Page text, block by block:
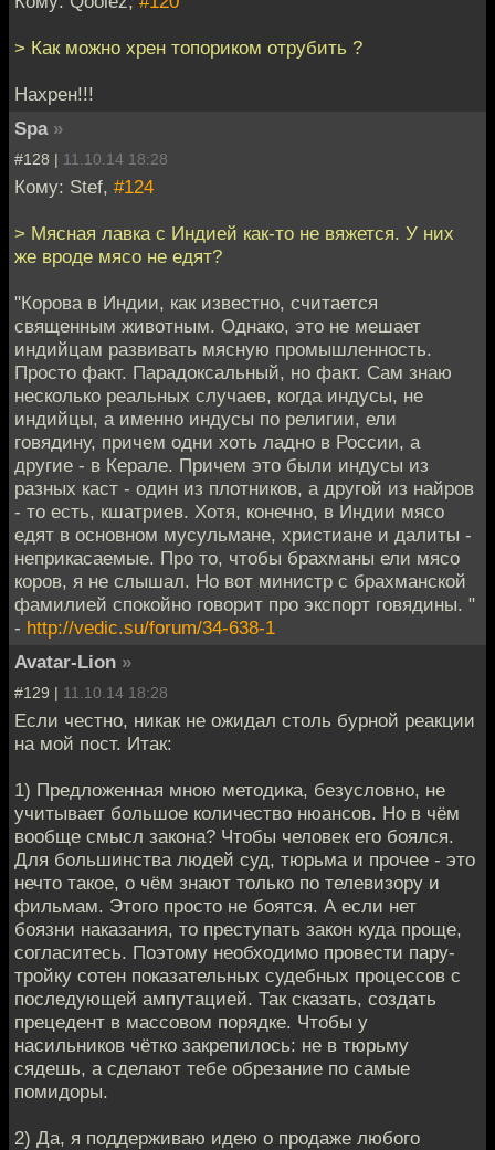
> Как можно хрен топориком отрубить ?
Нахрен!!!
Spa »
#128 | 11.10.14 18:28
Кому: Stef, #124
> Мясная лавка с Индией как-то не вяжется. У них
же вроде мясо не едят?
"Корова в Индии, как известно, считается
священным животным. Однако, это не мешает
индийцам развивать мясную промышленность.
Просто факт. Парадоксальный, но факт. Сам знаю
несколько реальных случаев, когда индусы, не
индийцы, а именно индусы по религии, ели
говядину, причем одни хоть ладно в России, а
другие - в Керале. Причем это были индусы из
разных каст - один из плотников, а другой из найров
- то есть, кшатриев. Хотя, конечно, в Индии мясо
едят в основном мусульмане, христиане и далиты -
неприкасаемые. Про то, чтобы брахманы ели мясо
коров, я не слышал. Но вот министр с брахманской
фамилией спокойно говорит про экспорт говядины. "
- http://vedic.su/forum/34-638-1
Avatar-Lion »
#129 | 11.10.14 18:28
Если честно, никак не ожидал столь бурной реакции
на мой пост. Итак:
1) Предложенная мною методика, безусловно, не
учитывает большое количество нюансов. Но в чём
вообще смысл закона? Чтобы человек его боялся.
Для большинства людей суд, тюрьма и прочее - это
нечто такое, о чём знают только по телевизору и
фильмам. Этого просто не боятся. А если нет
боязни наказания, то преступать закон куда проще,
согласитесь. Поэтому необходимо провести пару-
тройку сотен показательных судебных процессов с
последующей ампутацией. Так сказать, создать
прецедент в массовом порядке. Чтобы у
насильников чётко закрепилось: не в тюрьму
сядешь, а сделают тебе обрезание по самые
помидоры.
2) Да, я поддерживаю идею о продаже любого